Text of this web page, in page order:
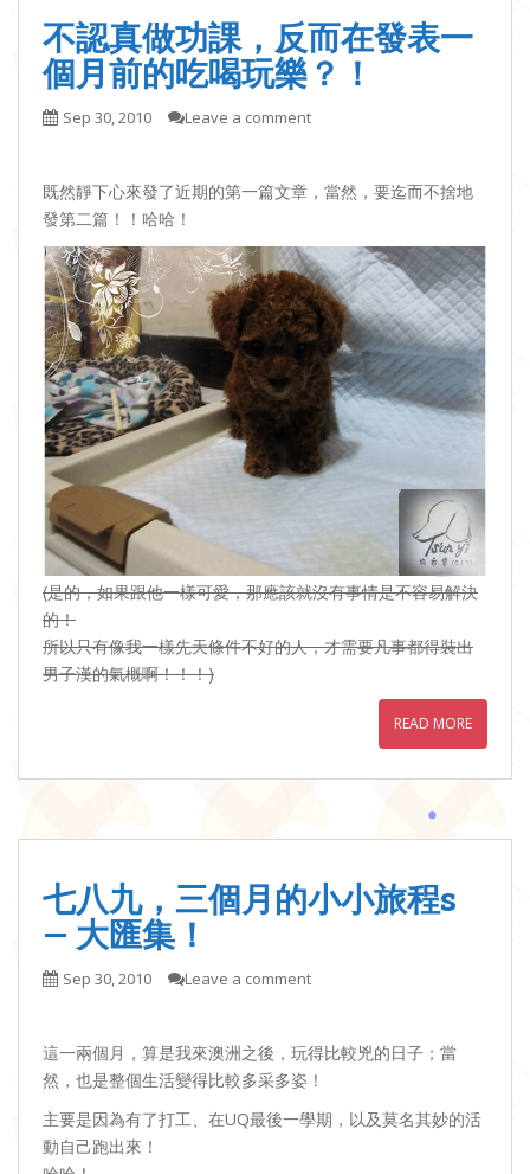
不認真做功課，反而在發表一
個月前的吃喝玩樂？！
Sep 30, 2010 Leave a comment
既然靜下心來發了近期的第一篇文章，當然，要迄而不捨地
發第二篇！！哈哈！
(是的，如果跟他一樣可愛，那應該就沒有事情是不容易解決
的！
所以只有像我一樣先天條件不好的人，才需要凡事都得裝出
男子漢的氣概啊！！！)
READ MORE
七八九，三個月的小小旅程s
— 大匯集！
Sep 30, 2010 Leave a comment
這一兩個月，算是我來澳洲之後，玩得比較兇的日子；當
然，也是整個生活變得比較多采多姿！
主要是因為有了打工、在UQ最後一學期，以及莫名其妙的活
動自己跑出來！